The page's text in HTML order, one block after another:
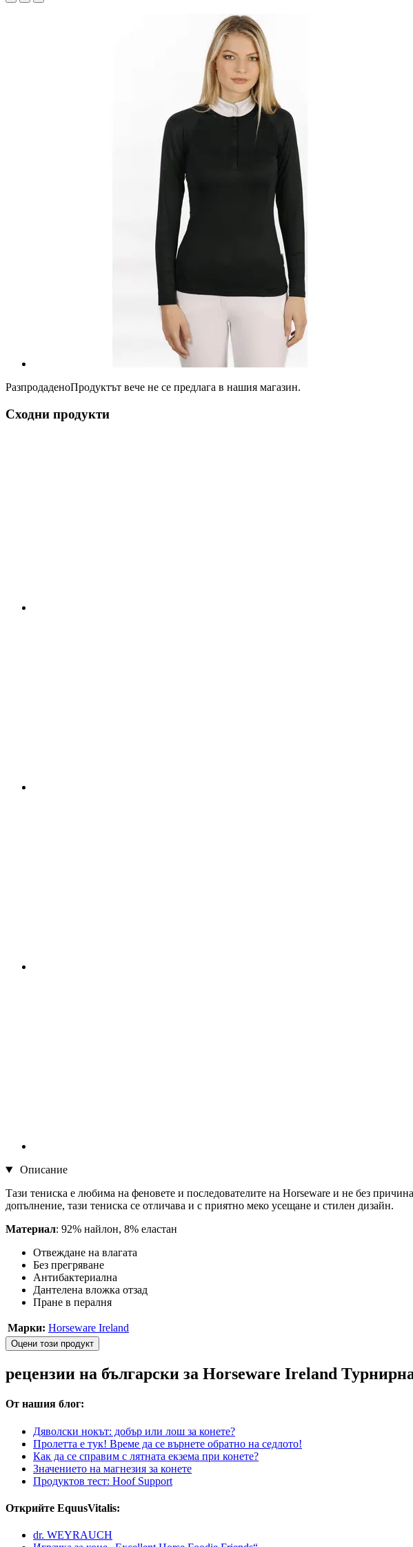
РазпродаденоПродуктът вече не се предлага в нашия магазин.
Сходни продукти
Описание
Тази тениска е любима на феновете и последователите на Horseware и не без
допълнение, тази тениска се отличава и с приятно меко усещане и стилен дизайн.
Материал: 92% найлон, 8% еластан
Отвеждане на влагата
Без прегряване
Антибактериална
Дантелена вложка отзад
Пране в пералня
Марки: Horseware Ireland
Оцени този продукт
рецензии на български за Horseware Ireland
От нашия блог:
Дяволски нокът: добър или лош за конете?
Пролетта е тук! Време да се върнете обратно на седлото!
Как да се справим с лятната екзема при конете?
Значението на магнезия за конете
Продуктов тест: Hoof Support
Открийте EquusVitalis:
dr. WEYRAUCH